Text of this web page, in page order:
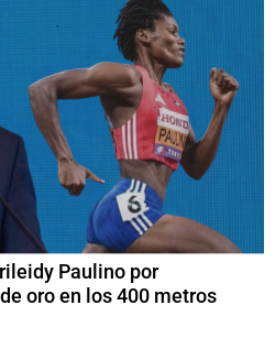
Paulino por
oro en los 400 metros